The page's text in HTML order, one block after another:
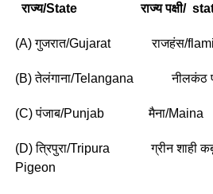
राज्य/State राज्य पक्षी/
(A) गुजरात/Gujarat राजहंस/
(B) तेलंगाना/Telangana नीलकंठ
(C) पंजाब/Punjab मैना/Maina
(D) त्रिपुरा/Tripura ग्रीन शाही
Pigeon